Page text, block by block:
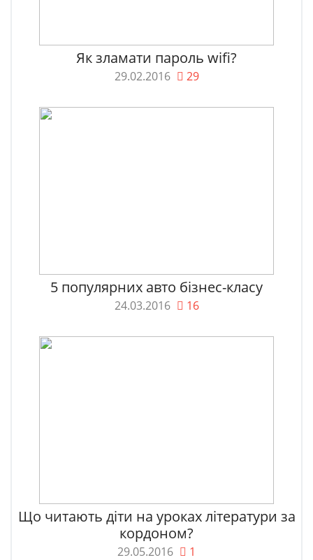
Як зламати пароль wifi?
29.02.2016 29
5 популярних авто бізнес-класу
24.03.2016 16
Що читають діти на уроках літератури за
кордоном?
29.05.2016 1